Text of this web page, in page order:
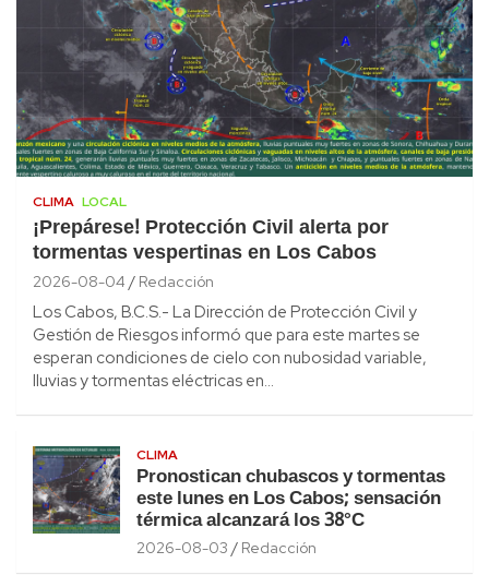
CLIMA LOCAL
¡Prepárese! Protección Civil alerta por
tormentas vespertinas en Los Cabos
2026-08-04 Redacción
Los Cabos, B.C.S.- La Dirección de Protección Civil y
Gestión de Riesgos informó que para este martes se
esperan condiciones de cielo con nubosidad variable,
lluvias y tormentas eléctricas en…
CLIMA
Pronostican chubascos y tormentas
este lunes en Los Cabos; sensación
térmica alcanzará los 38°C
2026-08-03 Redacción